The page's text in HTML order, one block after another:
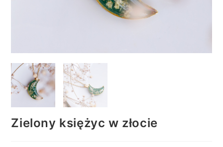
Zielony księżyc w złocie